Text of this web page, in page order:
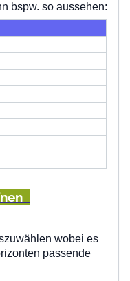
bspw. so aussehen:
wobei es
passende